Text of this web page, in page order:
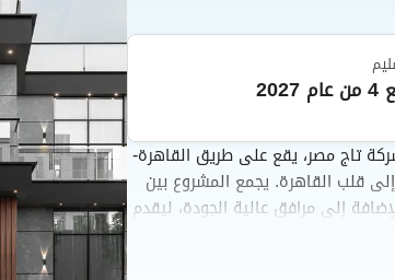
2027
تاج مصر، يقع على طريق القاهرة-
قلب القاهرة. يجمع المشروع بين
إلى مرافق عالية الجودة، ليقدم
حياة راقي في موقع مميز.